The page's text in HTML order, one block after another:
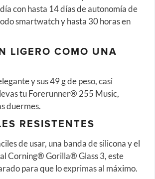
con hasta 14 días de autonomía de
smartwatch y hasta 30 horas en
LIGERO COMO UNA
y sus 49 g de peso, casi
tu Forerunner® 255 Music,
duermes.
RESISTENTES
de usar, una banda de silicona y el
Corning® Gorilla® Glass 3, este
para que lo exprimas al máximo.